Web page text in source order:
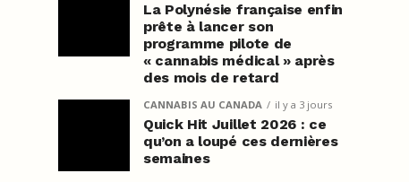
La Polynésie française enfin
prête à lancer son
programme pilote de
« cannabis médical » après
des mois de retard
CANNABIS AU CANADA il y a 3 jours
Quick Hit Juillet 2026 : ce
qu’on a loupé ces dernières
semaines